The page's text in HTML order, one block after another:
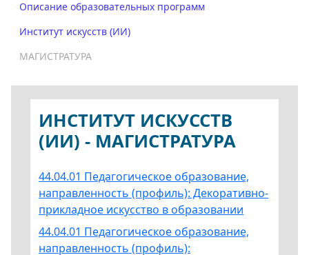
Описание образовательных программ
Институт искусств (ИИ)
МАГИСТРАТУРА
ИНСТИТУТ ИСКУССТВ
(ИИ) - МАГИСТРАТУРА
44.04.01 Педагогическое образование,
направленность (профиль): Декоративно-
прикладное искусство в образовании
44.04.01 Педагогическое образование,
направленность (профиль):